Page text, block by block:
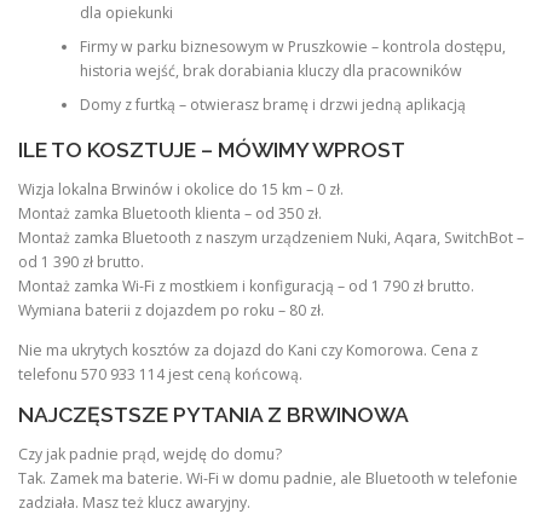
dla opiekunki
Firmy w parku biznesowym w Pruszkowie – kontrola dostępu,
historia wejść, brak dorabiania kluczy dla pracowników
Domy z furtką – otwierasz bramę i drzwi jedną aplikacją
ILE TO KOSZTUJE – MÓWIMY WPROST
Wizja lokalna Brwinów i okolice do 15 km – 0 zł.
Montaż zamka Bluetooth klienta – od 350 zł.
Montaż zamka Bluetooth z naszym urządzeniem Nuki, Aqara, SwitchBot –
od 1 390 zł brutto.
Montaż zamka Wi-Fi z mostkiem i konfiguracją – od 1 790 zł brutto.
Wymiana baterii z dojazdem po roku – 80 zł.
Nie ma ukrytych kosztów za dojazd do Kani czy Komorowa. Cena z
telefonu 570 933 114 jest ceną końcową.
NAJCZĘSTSZE PYTANIA Z BRWINOWA
Czy jak padnie prąd, wejdę do domu?
Tak. Zamek ma baterie. Wi-Fi w domu padnie, ale Bluetooth w telefonie
zadziała. Masz też klucz awaryjny.